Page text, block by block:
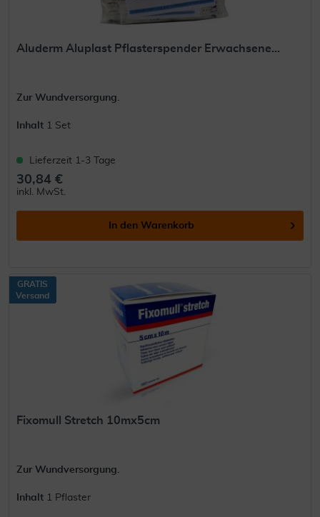
Aluderm Aluplast Pflasterspender Erwachsene...
Zur Wundversorgung.
Inhalt 1 Set
Lieferzeit 1-3 Tage
30,84 €
inkl. MwSt.
In den Warenkorb
GRATIS
Versand
Fixomull Stretch 10mx5cm
Zur Wundversorgung.
Inhalt 1 Pflaster